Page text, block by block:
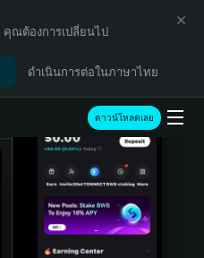
คุณต้องการเปลี่ยนไป
ดำเนินการต่อในภาษาไทย
ดาวน์โหลดเลย